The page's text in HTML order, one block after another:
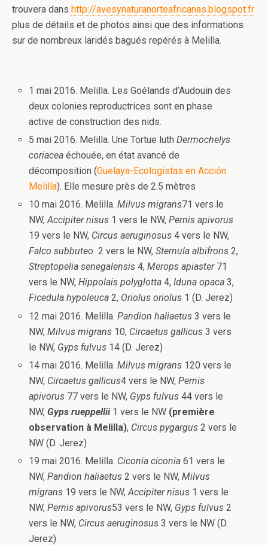
trouvera dans http://avesynaturanorteafricanas.blogspot.fr
plus de détails et de photos ainsi que des informations
sur de nombreux laridés bagués repérés à Melilla.
1 mai 2016. Melilla. Les Goélands d’Audouin des
deux colonies reproductrices sont en phase
active de construction des nids.
5 mai 2016. Melilla. Une Tortue luthDermochelys
coriacea échouée, en état avancé de
décomposition (Guelaya-Ecologistas en Acción
Melilla). Elle mesure près de 2.5 mètres
10 mai 2016. Melilla.Milvus migrans71 vers le
NW,Accipiter nisus 1 vers le NW,Pernis apivorus
19 vers le NW, Circus aeruginosus 4 vers le NW,
Falco subbuteo 2 vers le NW,Sternula albifrons 2,
Streptopelia senegalensis 4,Merops apiaster71
vers le NW,Hippolais polyglotta 4,Iduna opaca 3,
Ficedula hypoleuca 2, Oriolus oriolus 1 (D. Jerez)
12 mai 2016. Melilla.Pandion haliaetus 3 vers le
NW,Milvus migrans 10, Circaetus gallicus 3 vers
le NW, Gyps fulvus 14 (D. Jerez)
14 mai 2016. Melilla. Milvus migrans 120 vers le
NW, Circaetus gallicus4 vers le NW,Pernis
apivorus 77 vers le NW, Gyps fulvus 44 vers le
NW,Gyps rueppellii 1 vers le NW (première
observation à Melilla), Circus pygargus 2 vers le
NW (D. Jerez)
19 mai 2016. Melilla. Ciconia ciconia 61 vers le
NW,Pandion haliaetus 2 vers le NW,Milvus
migrans 19 vers le NW,Accipiter nisus 1 vers le
NW,Pernis apivorus53 vers le NW, Gyps fulvus 2
vers le NW, Circus aeruginosus 3 vers le NW (D.
Jerez)